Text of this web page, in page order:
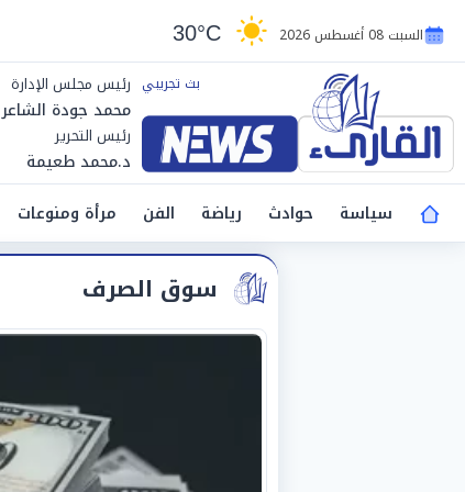
السبت 08 أغسطس 2026 30°C
رئيس مجلس الإدارة
محمد جودة الشاعر
رئيس التحرير
د.محمد طعيمة
سياسة
حوادث رياضة الفن مرأة ومنوعات
سوق الصرف